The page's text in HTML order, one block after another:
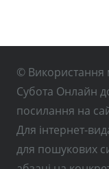
© Використання
Субота Онлайн
посилання на
Для інтернет-
для пошукових